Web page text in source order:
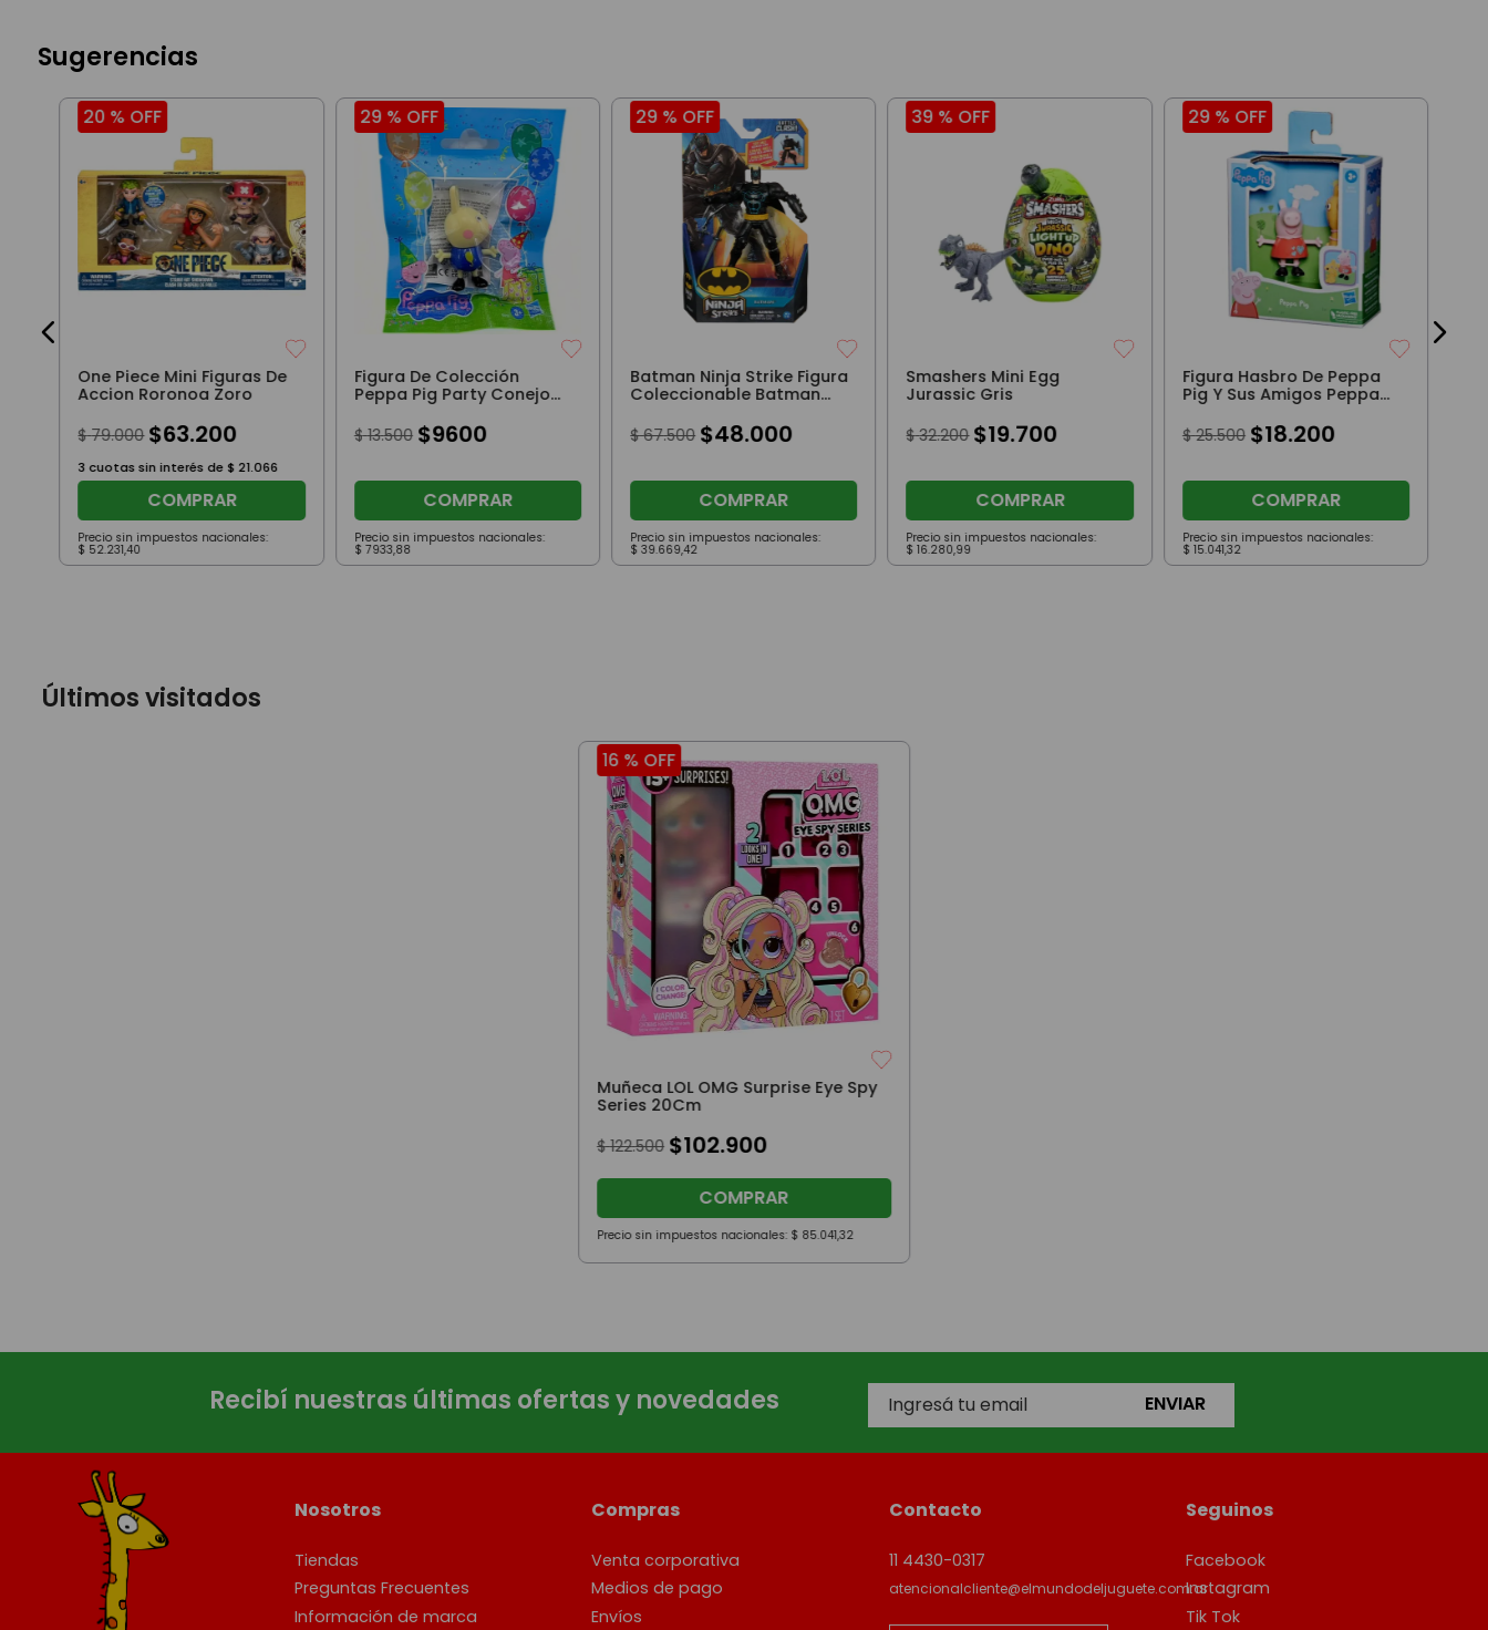
Sugerencias
20 % OFF
One Piece Mini Figuras De
Accion Roronoa Zoro
$ 79.000 $63.200
3 cuotas sin interés de $ 21.066
COMPRAR
Precio sin impuestos nacionales:
$ 52.231,40
29 % OFF
Figura De Colección
Peppa Pig Party Conejo
$ 13.500 $9600
COMPRAR
Precio sin impuestos nacionales:
$ 7933,88
29 % OFF
Batman Ninja Strike Figura
Coleccionable Batman
$ 67.500 $48.000
COMPRAR
Precio sin impuestos nacionales:
$ 39.669,42
39 % OFF
Smashers Mini Egg
Jurassic Gris
$ 32.200 $19.700
COMPRAR
Precio sin impuestos nacionales:
$ 16.280,99
29 % OFF
Figura Hasbro De Peppa
Pig Y Sus Amigos Peppa
$ 25.500 $18.200
COMPRAR
Precio sin impuestos nacionales:
$ 15.041,32
Últimos visitados
16 %OFF
Muñeca LOL OMG Surprise Eye Spy
Series 20Cm
$ 122.500 $102.900
COMPRAR
Precio sin impuestos nacionales: $ 85.041,32
Recibí nuestras últimas ofertas y novedades ENVIAR
Nosotros
Tiendas
Preguntas Frecuentes
Información de marca
Compras
Venta corporativa
Medios de pago
Envíos
Contacto
11 4430-0317
atencionalcliente@elmundodeljuguete.com.ar
Seguinos
Facebook
Instagram
Tik Tok